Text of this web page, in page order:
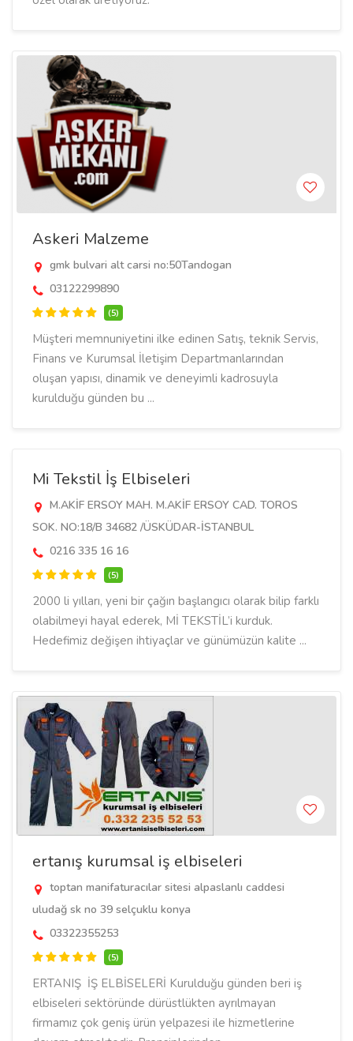
Askeri Malzeme
gmk bulvari alt carsi no:50Tandogan
03122299890
(5)
Müşteri memnuniyetini ilke edinen Satış, teknik Servis,
Finans ve Kurumsal İletişim Departmanlarından
oluşan yapısı, dinamik ve deneyimli kadrosuyla
kurulduğu günden bu ...
Mi Tekstil İş Elbiseleri
M.AKİF ERSOY MAH. M.AKİF ERSOY CAD. TOROS
SOK. NO:18/B 34682 /ÜSKÜDAR-İSTANBUL
0216 335 16 16
(5)
2000 li yılları, yeni bir çağın başlangıcı olarak bilip farklı
olabilmeyi hayal ederek, Mİ TEKSTİL’i kurduk.
Hedefimiz değişen ihtiyaçlar ve günümüzün kalite ...
ertanış kurumsal iş elbiseleri
toptan manifaturacılar sitesi alpaslanlı caddesi
uludağ sk no 39 selçuklu konya
03322355253
(5)
ERTANIŞ İŞ ELBİSELERİ Kurulduğu günden beri iş
elbiseleri sektöründe dürüstlükten ayrılmayan
firmamız çok geniş ürün yelpazesi ile hizmetlerine